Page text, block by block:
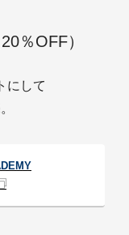
％OFF）
にして